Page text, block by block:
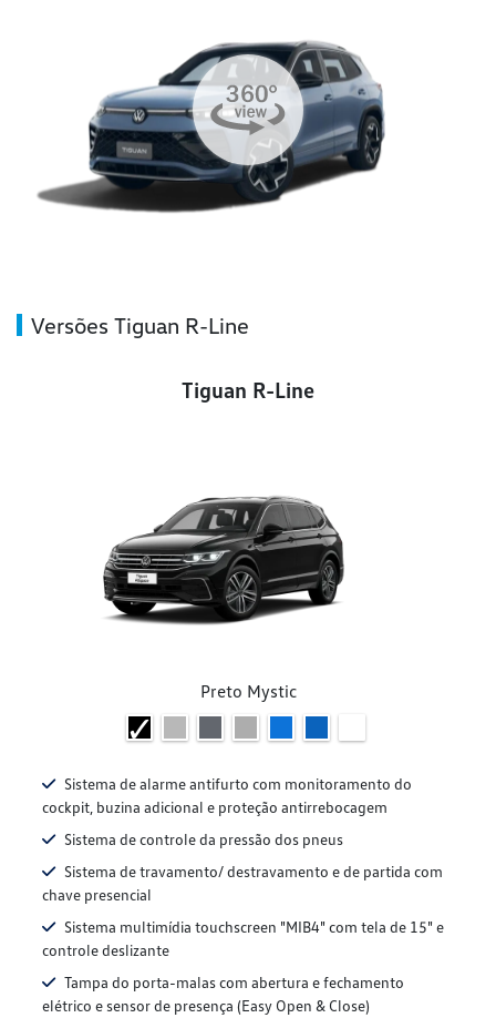
Versões Tiguan R-Line
Tiguan R-Line
Preto Mystic
Sistema de alarme antifurto com monitoramento do
cockpit, buzina adicional e proteção antirrebocagem
Sistema de controle da pressão dos pneus
Sistema de travamento/ destravamento e de partida com
chave presencial
Sistema multimídia touchscreen "MIB4" com tela de 15" e
controle deslizante
Tampa do porta-malas com abertura e fechamento
elétrico e sensor de presença (Easy Open & Close)